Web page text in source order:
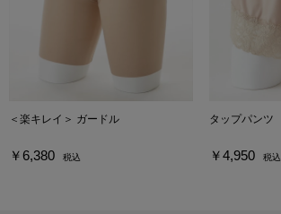
＜楽キレイ＞ ガードル
￥6,380 税込
タップパンツ
￥4,950 税込